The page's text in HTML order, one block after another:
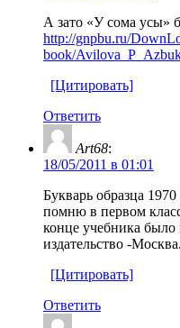
А зато «У сома усы»
http://gnpbu.ru/
book/
[Цитировать]
Ответить
Art68:
18/05/2011 в 01:01
Букварь образца
помню в первом
конце учебника
издательство -
[Цитировать]
Ответить